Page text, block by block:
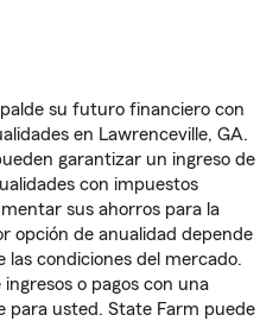
su futuro financiero con
en Lawrenceville, GA.
garantizar un ingreso de
con impuestos
sus ahorros para la
opción de anualidad depende
las condiciones del mercado.
o pagos con una
para usted. State Farm puede